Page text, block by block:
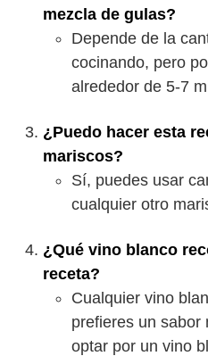
mezcla de gulas?
Depende de la
cocinando, pero
alrededor de 5-7
¿Puedo hacer esta
mariscos?
Sí, puedes usar
cualquier otro
¿Qué vino blanco
receta?
Cualquier vino
prefieres un sabor
optar por un vino